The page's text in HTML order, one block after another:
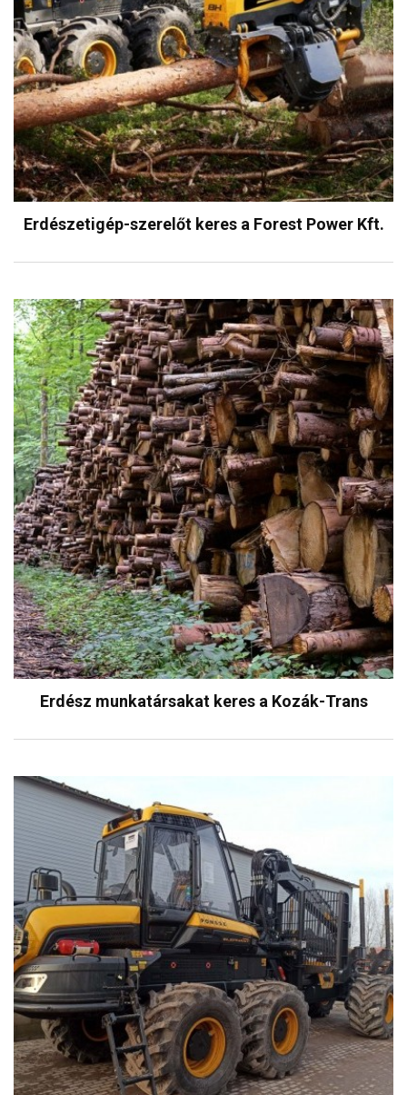
Erdészetigép-szerelőt keres a Forest Power Kft.
Erdész munkatársakat keres a Kozák-Trans